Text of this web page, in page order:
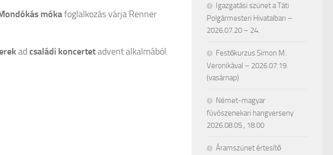
mókafoglalkozás várja Renner
ad családi koncertetadvent alkalmából.
Igazgatási szünet a Táti
Polgármesteri Hivatalban –
2026.07.20 – 24.
Festőkurzus Simon M.
Veronikával – 2026.07.19.
(vasárnap)
Német-magyar
fúvószenekari hangverseny
2026.08.05., 18.00
Áramszünet értesítő